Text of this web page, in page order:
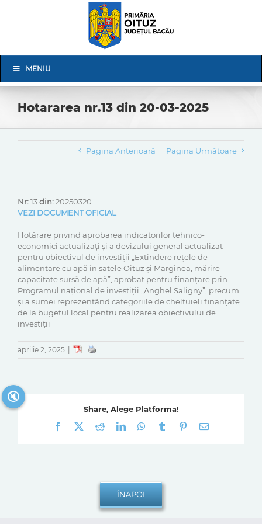
Navigation
MENIU
Hotararea nr.13 din 20-03-2025
Pagina Anterioară Pagina Următoare
Nr:13din:20250320
VEZI DOCUMENT OFICIAL
Hotărare privind aprobarea indicatorilor tehnico-
economici actualizați și a devizului general actualizat
pentru obiectivul de investiții „Extindere rețele de
alimentare cu apă în satele Oituz și Marginea, mărire
capacitate sursă de apă”, aprobat pentru finanțare prin
Programul național de investiții „Anghel Saligny”, precum
și a sumei reprezentând categoriile de cheltuieli finanțate
de la bugetul local pentru realizarea obiectivului de
investiții
aprilie 2, 2025
Share, Alege Platforma!
Facebook
RedditLinkedInWhatsApp
Tumblr Pinterest
E-
🔇